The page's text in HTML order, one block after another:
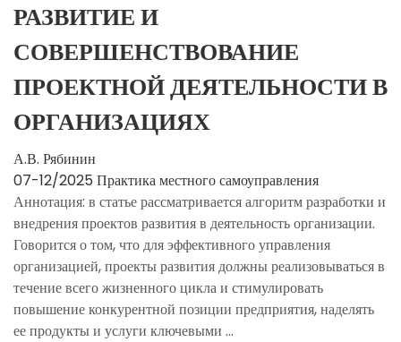
РАЗВИТИЕ И
СОВЕРШЕНСТВОВАНИЕ
ПРОЕКТНОЙ ДЕЯТЕЛЬНОСТИ В
ОРГАНИЗАЦИЯХ
А.В. Рябинин
07-12/2025 Практика местного самоуправления
Аннотация: в статье рассматривается алгоритм разработки и
внедрения проектов развития в деятельность организации.
Говорится о том, что для эффективного управления
организацией, проекты развития должны реализовываться в
течение всего жизненного цикла и стимулировать
повышение конкурентной позиции предприятия, наделять
ее продукты и услуги ключевыми ...